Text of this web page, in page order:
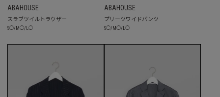
ABAHOUSE
スラブツイルトラウザー
S◯/ M ◯/ ◯
ABAHOUSE
プリーツワイドパンツ
S◯/ M ◯/ ◯